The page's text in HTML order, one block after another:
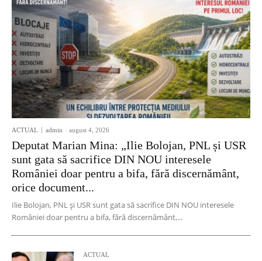
ACTUAL admin - august 4, 2026
Deputat Marian Mina: „Ilie Bolojan, PNL și USR
sunt gata să sacrifice DIN NOU interesele
României doar pentru a bifa, fără discernământ,
orice document...
Ilie Bolojan, PNL și USR sunt gata să sacrifice DIN NOU interesele
României doar pentru a bifa, fără discernământ,...
ACTUAL